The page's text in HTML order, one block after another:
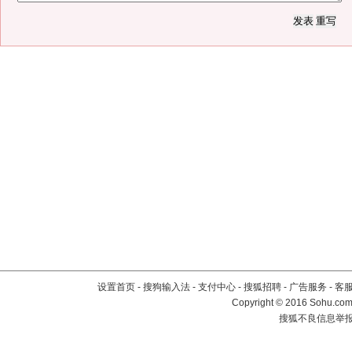
设置首页 - 搜狗输入法 - 支付中心 - 搜狐招聘 - 广告服务 - 客
Copyright©2016
搜狐不良信息举